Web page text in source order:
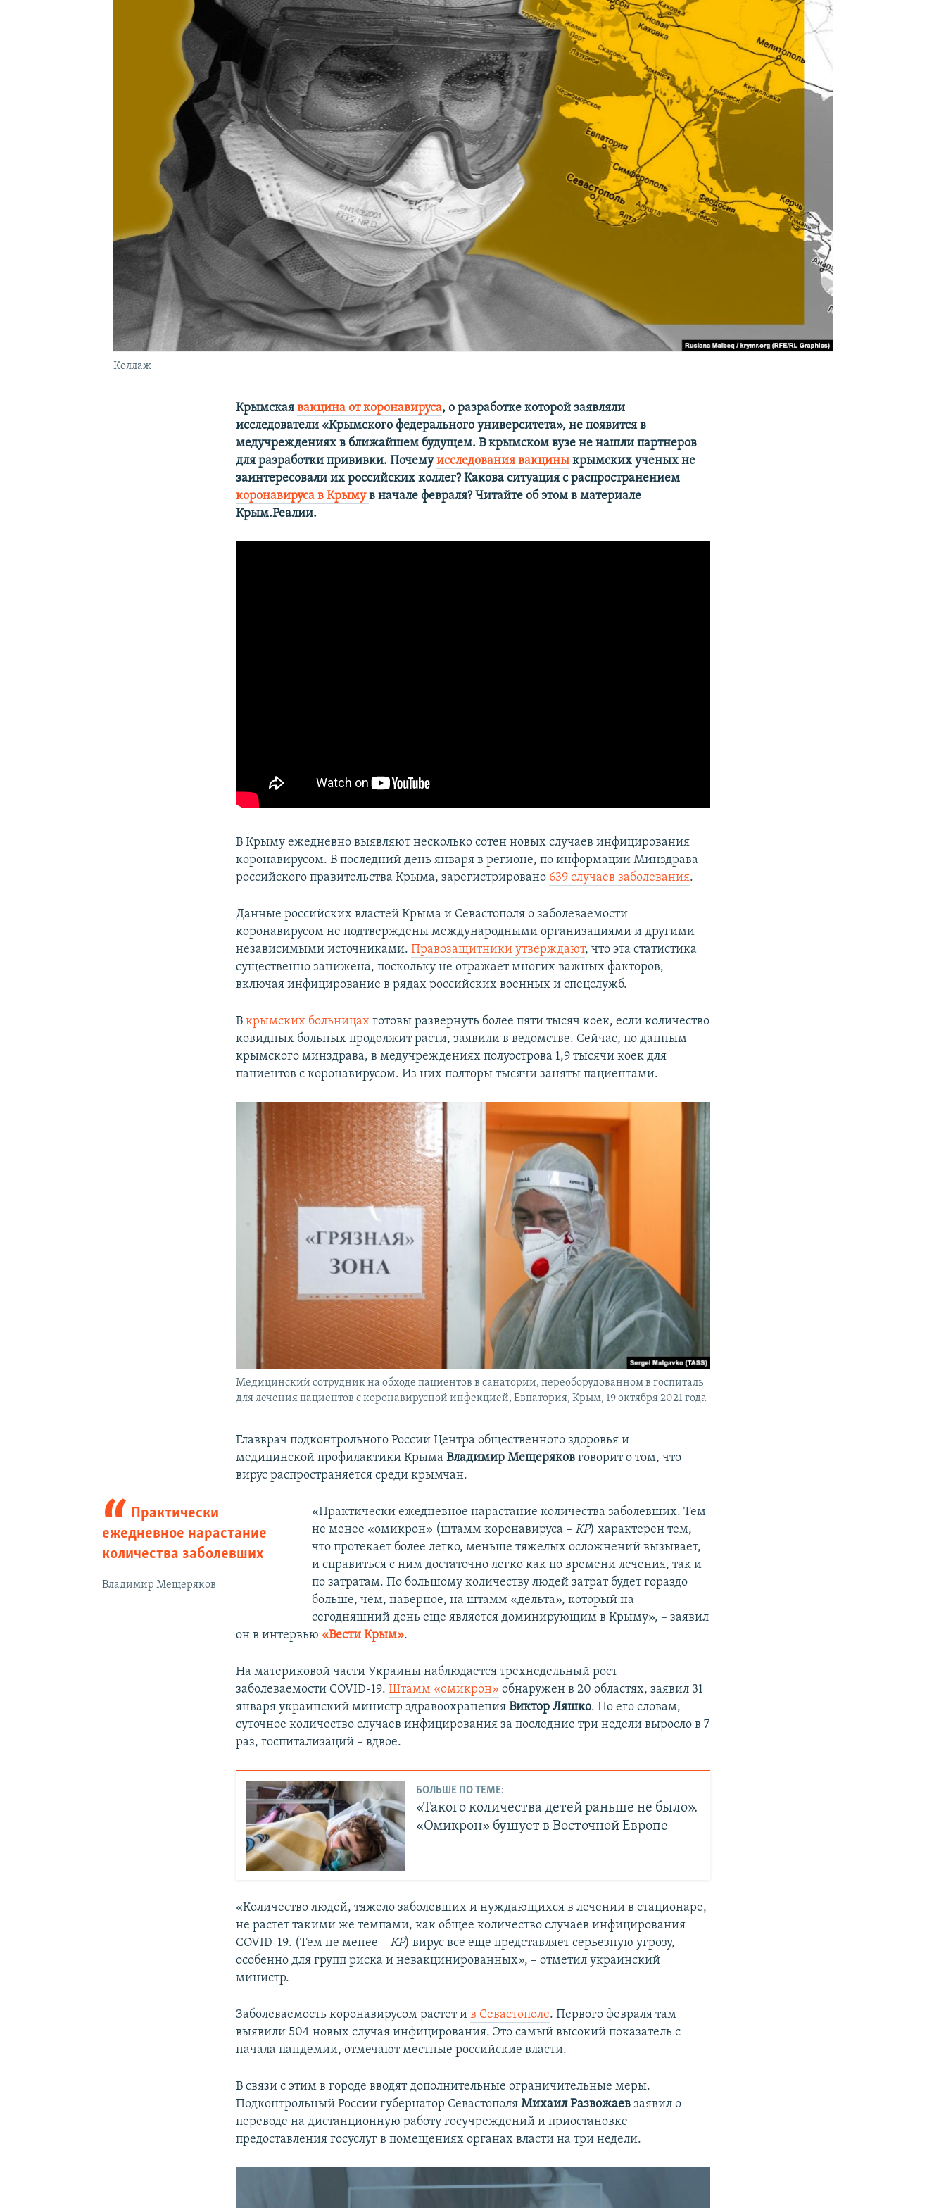
Коллаж
Крымскаявакцина от коронавируса, о разработке которой заявляли
исследователи «Крымского федерального университета», не появится в
медучреждениях в ближайшем будущем. В крымском вузе не нашли партнеров
для разработки прививки. Почемуисследования вакцины крымских ученых не
заинтересовали их российских коллег? Какова ситуация с распространением
коронавируса в Крымув начале февраля? Читайте об этом в материале
Крым.Реалии.
В Крыму ежедневно выявляют несколько сотен новых случаев инфицирования
коронавирусом. В последний день января в регионе, по информации Минздрава
российского правительства Крыма, зарегистрировано 639 случаев заболевания.
Данные российских властей Крыма и Севастополя о заболеваемости
коронавирусом не подтверждены международными организациями и другими
независимыми источниками.Правозащитники утверждают, что эта статистика
существенно занижена, поскольку не отражает многих важных факторов,
включая инфицирование в рядах российских военных и спецслужб.
Вкрымских больницах готовы развернуть более пяти тысяч коек, если количество
ковидных больных продолжит расти, заявили в ведомстве. Сейчас, по данным
крымского минздрава, в медучреждениях полуострова 1,9 тысячи коек для
пациентов с коронавирусом. Из них полторы тысячи заняты пациентами.
Медицинский сотрудник на обходе пациентов в санатории, переоборудованном в госпиталь
для лечения пациентов с коронавирусной инфекцией, Евпатория, Крым, 19 октября 2021 года
Главврач подконтрольного России Центра общественного здоровья и
медицинской профилактики КрымаВладимир Мещеряковговорит о том, что
вирус распространяется среди крымчан.
Практически
ежедневное нарастание
количества заболевших
Владимир Мещеряков
«Практически ежедневное нарастание количества заболевших. Тем
не менее «омикрон» (штамм коронавируса – КР) характерен тем,
что протекает более легко, меньше тяжелых осложнений вызывает,
и справиться с ним достаточно легко как по времени лечения, так и
по затратам. По большому количеству людей затрат будет гораздо
больше, чем, наверное, на штамм «дельта», который на
сегодняшний день еще является доминирующим в Крыму», – заявил
он в интервью «Вести Крым».
На материковой части Украины наблюдается трехнедельный рост
заболеваемости COVID-19.Штамм «омикрон» обнаружен в 20 областях, заявил 31
января украинский министр здравоохраненияВиктор Ляшко. По его словам,
суточное количество случаев инфицирования за последние три недели выросло в 7
раз, госпитализаций – вдвое.
БОЛЬШЕ ПО ТЕМЕ:
«Такого количества детей раньше не было».
«Омикрон» бушует в Восточной Европе
«Количество людей, тяжело заболевших и нуждающихся в лечении в стационаре,
не растет такими же темпами, как общее количество случаев инфицирования
COVID-19. (Тем не менее –КР) вирус все еще представляет серьезную угрозу,
особенно для групп риска и невакцинированных», – отметил украинский
министр.
Заболеваемость коронавирусом растет ив Севастополе. Первого февраля там
выявили 504 новых случая инфицирования. Это самый высокий показатель с
начала пандемии, отмечают местные российские власти.
В связи с этим в городе вводят дополнительные ограничительные меры.
Подконтрольный России губернатор Севастополя Михаил Развожаевзаявил о
переводе на дистанционную работу госучреждений и приостановке
предоставления госуслуг в помещениях органах власти на три недели.